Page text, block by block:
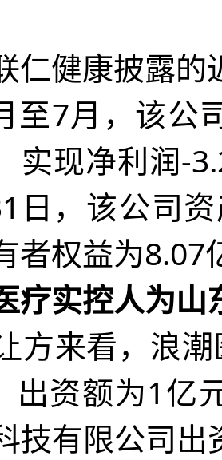
健康披露的
至7月，该公
实现净利润-
日，该公司
者权益为8.07
疗实控人为山
来看，浪潮
出资额为1亿
技有限公司出